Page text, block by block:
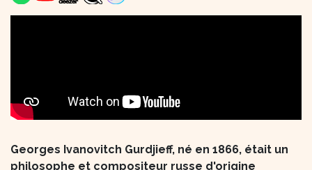
​ Georges Ivanovitch Gurdjieff, né en 1866, était un
philosophe et compositeur russe d'origine